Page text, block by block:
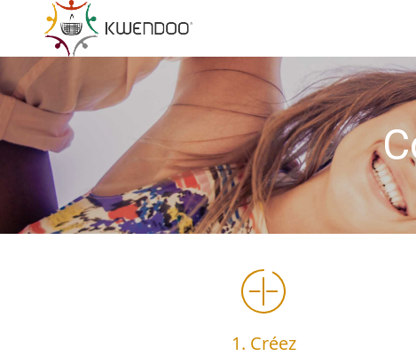
1. Créez